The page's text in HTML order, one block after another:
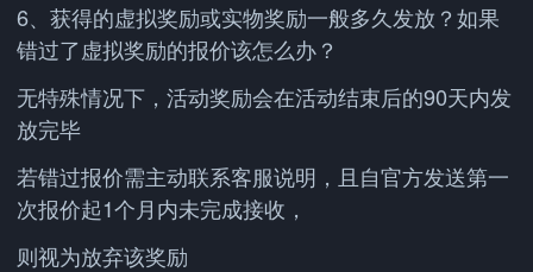
6、获得的虚拟奖励或实物奖励一般多久发放？如果
错过了虚拟奖励的报价该怎么办？
无特殊情况下，活动奖励会在活动结束后的90天内发
放完毕
若错过报价需主动联系客服说明，且自官方发送第一
次报价起1个月内未完成接收，
则视为放弃该奖励